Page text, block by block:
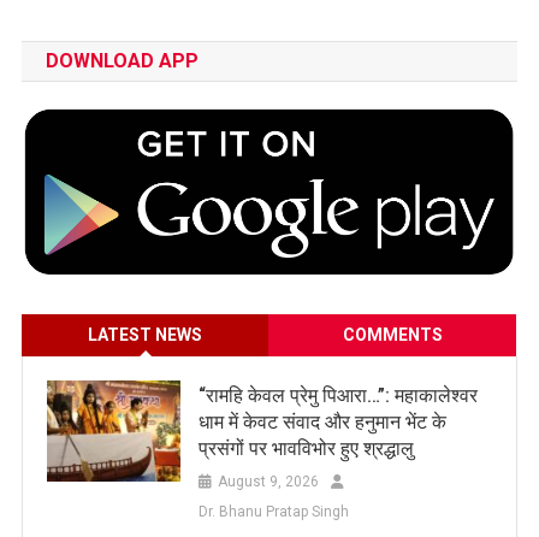
DOWNLOAD APP
LATEST NEWS COMMENTS
​“रामहि केवल प्रेमु पिआरा…”: महाकालेश्वर
धाम में केवट संवाद और हनुमान भेंट के
प्रसंगों पर भावविभोर हुए श्रद्धालु
August 9, 2026
Dr. Bhanu Pratap Singh